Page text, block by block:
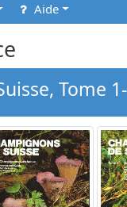
Aide
Tome